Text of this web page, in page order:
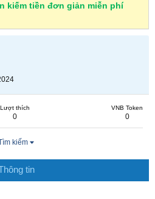
kiếm tiền đơn giản miễn phí
Lượt thích
0
VNB Token
0
kiếm
tin